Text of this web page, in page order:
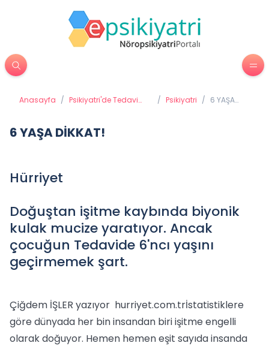
Anasayfa / Psikiyatri'de Tedavi
/ Psikiyatri / 6 YAŞA
6 YAŞA DİKKAT!
Hürriyet
Doğuştan işitme kaybında biyonik
kulak mucize yaratıyor. Ancak
çocuğun Tedavide 6'ncı yaşını
geçirmemek şart.
Çiğdem İŞLER yazıyor hurriyet.com.trİstatistiklere
göre dünyada her bin insandan biri işitme engelli
olarak doğuyor. Hemen hemen eşit sayıda insanda